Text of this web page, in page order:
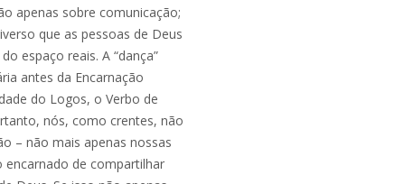
apenas sobre comunicação;
que as pessoas de Deus
espaço reais. A “dança”
antes da Encarnação
do Logos, o Verbo de
nós, como crentes, não
– não mais apenas nossas
de compartilhar